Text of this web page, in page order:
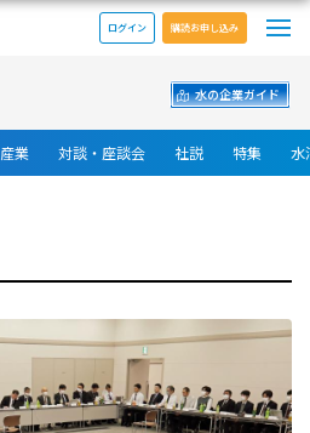
日本水道新聞 電子版
ログイン 購読お申し込み
水の企業ガイド
産業 対談・座談会 社説 特集 水